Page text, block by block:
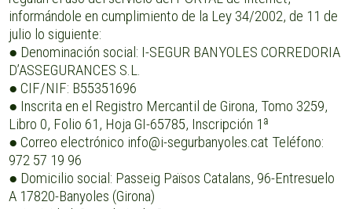
informándole en cumplimiento de la Ley 34/2002, de 11 de
julio lo siguiente:
● Denominación social: I-SEGUR BANYOLES CORREDORIA
D’ASSEGURANCES S.L.
● CIF/NIF: B55351696
● Inscrita en el Registro Mercantil de Girona, Tomo 3259,
Libro 0, Folio 61, Hoja GI-65785, Inscripción 1ª
● Correo electrónico info@i-segurbanyoles.cat Teléfono:
972 57 19 96
● Domicilio social: Passeig Països Catalans, 96-Entresuelo
A 17820-Banyoles (Girona)